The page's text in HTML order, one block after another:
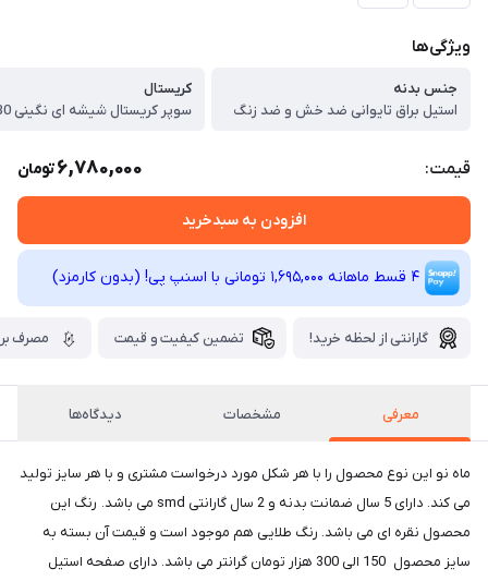
ویژگی‌ها
جنس بدنه
استیل براق تایوانی ضد خش و ضد زنگ
کریستال
قیمت: 6,780,000تومان
افزودن به سبدخرید
4 قسط ماهانه 1,695,000 تومانی با اسنپ ‌پی! (بدون کارمزد)
گارانتی از لحظه خرید! تضمین کیفیت و قیمت مصرف
معرفی مشخصات دیدگاه‌ها
ماه نو این نوع محصول را با هر شکل مورد درخواست مشتری و با هر سایز تولید
می کند. دارای 5 سال ضمانت بدنه و 2 سال گارانتی smd می باشد. رنگ این
محصول نقره ای می باشد. رنگ طلایی هم موجود است و قیمت آن بسته به
سایز محصول 150 الی 300 هزار تومان گرانتر می باشد. دارای صفحه استیل